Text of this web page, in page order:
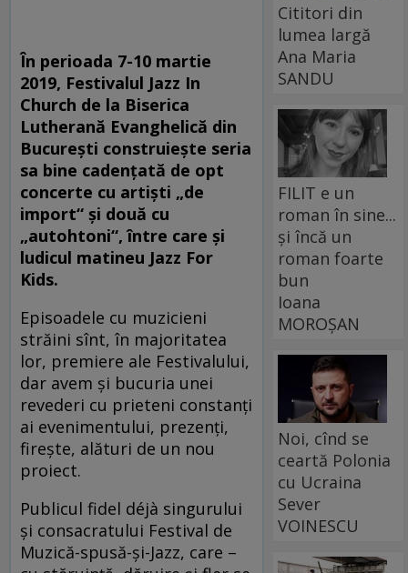
În perioada 7-10 martie
2019, Festivalul Jazz In
Church de la Biserica
Lutherană Evanghelică din
București construiește seria
sa bine cadențată de opt
concerte cu artiști „de
import“ și două cu
„autohtoni“, între care și
ludicul matineu Jazz For
Kids.
Episoadele cu muzicieni
străini sînt, în majoritatea
lor, premiere ale Festivalului,
dar avem și bucuria unei
revederi cu prieteni constanți
ai evenimentului, prezenți,
firește, alături de un nou
proiect.
Publicul fidel déjà singurului
și consacratului Festival de
Muzică-spusă-și-Jazz, care –
Cititori din
lumea largă
Ana Maria
SANDU
FILIT e un
roman în sine...
și încă un
roman foarte
bun
Ioana
MOROȘAN
Noi, cînd se
ceartă Polonia
cu Ucraina
Sever
VOINESCU